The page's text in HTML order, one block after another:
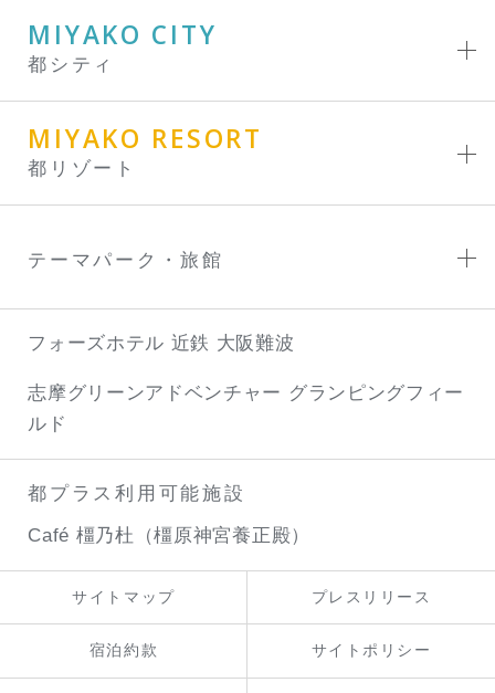
MIYAKO CITY
都シティ
MIYAKO RESORT
都リゾート
テーマパーク・旅館
フォーズホテル 近鉄 大阪難波
志摩グリーンアドベンチャー グランピングフィー
ルド
都プラス利用可能施設
Café 橿乃杜（橿原神宮養正殿）
サイトマップ プレスリリース
宿泊約款 サイトポリシー